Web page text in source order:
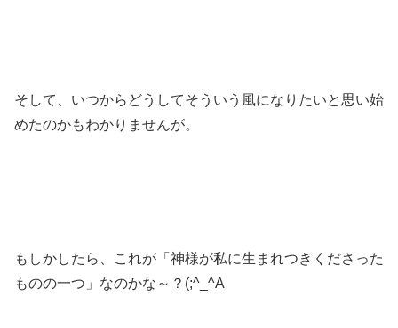
そして、いつからどうしてそういう風になりたいと思い始
めたのかもわかりませんが。
もしかしたら、これが「神様が私に生まれつきくださった
ものの一つ」なのかな～？(;^_^A